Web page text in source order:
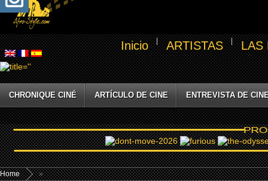
Inicio ARTISTAS LAS
CHRONIQUE CINÉ ARTÍCULO DE CINE ENTREVISTA DE
Home »